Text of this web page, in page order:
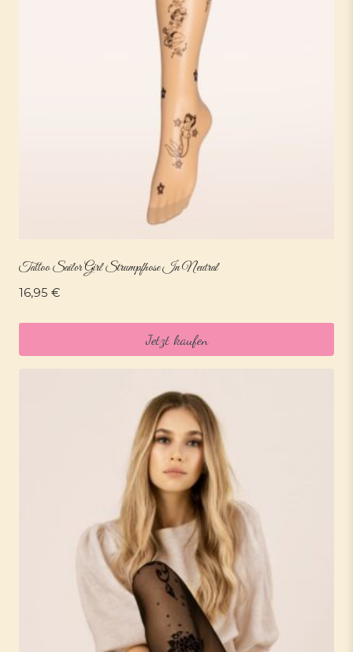
Tattoo Sailor Girl Strumpfhose In Neutral
16,95 €
Jetzt kaufen